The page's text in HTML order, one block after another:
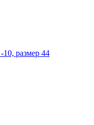
размер 44